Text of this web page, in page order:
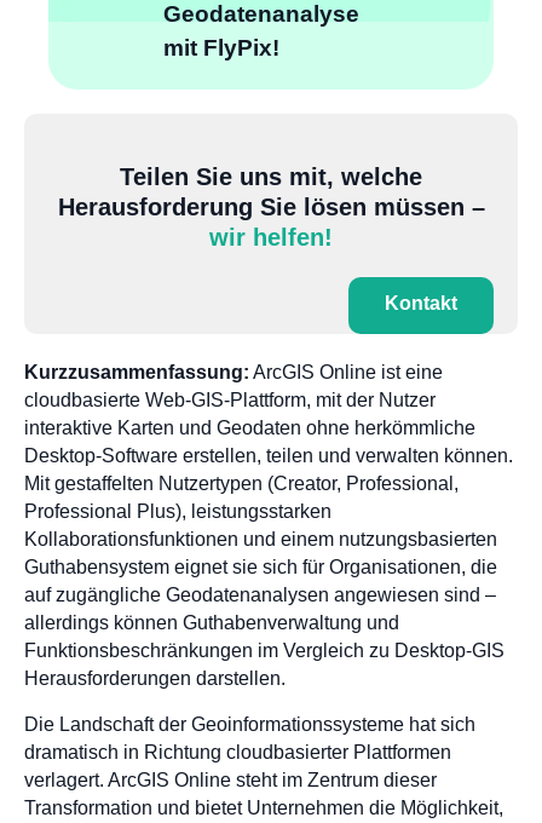
Geodatenanalyse
mit FlyPix!
Teilen Sie uns mit, welche
Herausforderung Sie lösen müssen –
wir helfen!
Kontakt
Kurzzusammenfassung: ArcGIS Online ist eine
cloudbasierte Web-GIS-Plattform, mit der Nutzer
interaktive Karten und Geodaten ohne herkömmliche
Desktop-Software erstellen, teilen und verwalten können.
Mit gestaffelten Nutzertypen (Creator, Professional,
Professional Plus), leistungsstarken
Kollaborationsfunktionen und einem nutzungsbasierten
Guthabensystem eignet sie sich für Organisationen, die
auf zugängliche Geodatenanalysen angewiesen sind –
allerdings können Guthabenverwaltung und
Funktionsbeschränkungen im Vergleich zu Desktop-GIS
Herausforderungen darstellen.
Die Landschaft der Geoinformationssysteme hat sich
dramatisch in Richtung cloudbasierter Plattformen
verlagert. ArcGIS Online steht im Zentrum dieser
Transformation und bietet Unternehmen die Möglichkeit,